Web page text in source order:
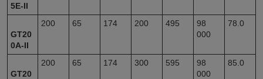
5E-II
GT20
0A-II
200 65 174 200 495
98
000
78.0
GT20
200 65 174 300 595
98
000
85.0